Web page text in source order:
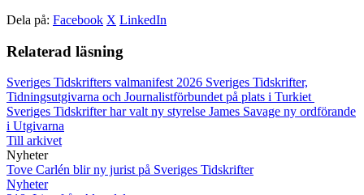
Dela på: Facebook X LinkedIn
Relaterad läsning
Sveriges Tidskrifters valmanifest 2026 Sveriges Tidskrifter,
Tidningsutgivarna och Journalistförbundet på plats i Turkiet
Sveriges Tidskrifter har valt ny styrelse James Savage ny ordförande
i Utgivarna
Till arkivet
Nyheter
Tove Carlén blir ny jurist på Sveriges Tidskrifter
Nyheter